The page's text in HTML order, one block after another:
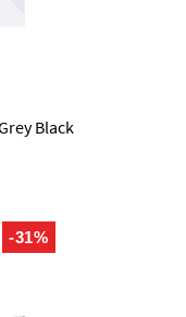
Black
-31%